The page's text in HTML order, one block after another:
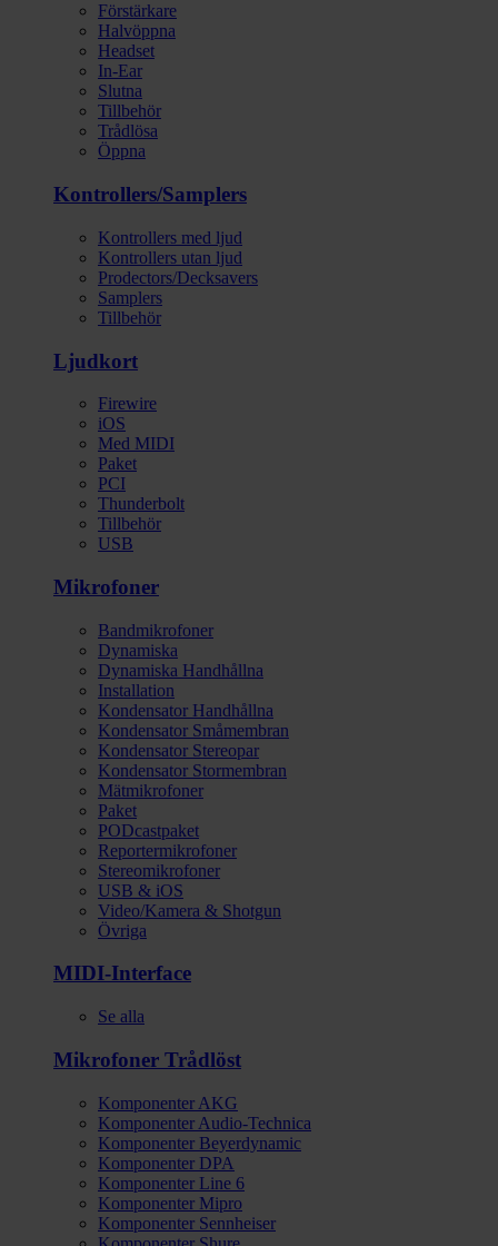
Förstärkare
Halvöppna
Headset
In-Ear
Slutna
Tillbehör
Trådlösa
Öppna
Kontrollers/Samplers
Kontrollers med ljud
Kontrollers utan ljud
Prodectors/Decksavers
Samplers
Tillbehör
Ljudkort
Firewire
iOS
Med MIDI
Paket
PCI
Thunderbolt
Tillbehör
USB
Mikrofoner
Bandmikrofoner
Dynamiska
Dynamiska Handhållna
Installation
Kondensator Handhållna
Kondensator Småmembran
Kondensator Stereopar
Kondensator Stormembran
Mätmikrofoner
Paket
PODcastpaket
Reportermikrofoner
Stereomikrofoner
USB & iOS
Video/Kamera & Shotgun
Övriga
MIDI-Interface
Se alla
Mikrofoner Trådlöst
Komponenter AKG
Komponenter Audio-Technica
Komponenter Beyerdynamic
Komponenter DPA
Komponenter Line 6
Komponenter Mipro
Komponenter Sennheiser